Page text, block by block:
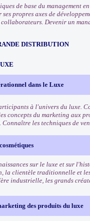
de base du management
propres axes de
collaborateurs. Devenir un
DISTRIBUTION
dans le Luxe
à l'univers du luxe.
concepts du marketing aux
les techniques de
sur le luxe et sur
la clientèle traditionnelle et
industrielle, les grands
des produits du luxe